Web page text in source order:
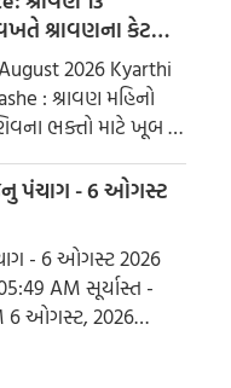
એ પતિના લાંબા
આવે છે.
સ્ત્રીઓને
માનવામાં આવે છે.
શ્રાવણના કેટલા
2026 Kyarthi
મહિનો
ભક્તો માટે ખૂબ જ
ભગવાન
કરવાથી ઈચ્છાઓ
થાય છે. ધાર્મિક
અનુસાર, ભગવાન શિવે
પાર્વતીને પોતાની
હતા. ચાલો
વર્ષે શ્રાવણમાં કેટલા
- 6 ઓગસ્ટ
2026
સૂર્યાસ્ત -
6 ઓગસ્ટ, 2026